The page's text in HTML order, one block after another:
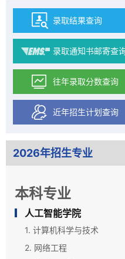
录取结果查询
录取通知书邮寄查
往年录取分数查询
近年招生计划查询
2026年招生专业
本科专业
人工智能学院
1. 计算机科学与技术
2. 网络工程